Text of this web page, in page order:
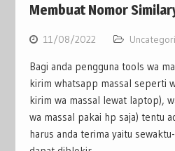
Membuat Nomor
11/08/2022
Bagi anda pengguna tools wa
kirim whatsapp massal seperti
kirim wa massal lewat laptop),
wa massal pakai hp saja) tentu
harus anda terima yaitu